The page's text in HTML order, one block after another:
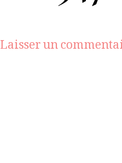
Laisser un